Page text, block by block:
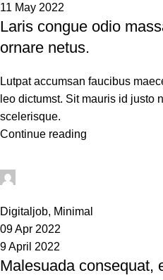
11 May 2022
Laris congue odio
ornare netus.
Lutpat accumsan faucibus
leo dictumst. Sit mauris id justo
scelerisque.
Continue reading
Digitaljob, Minimal
09 Apr 2022
9 April 2022
Malesuada consequat,